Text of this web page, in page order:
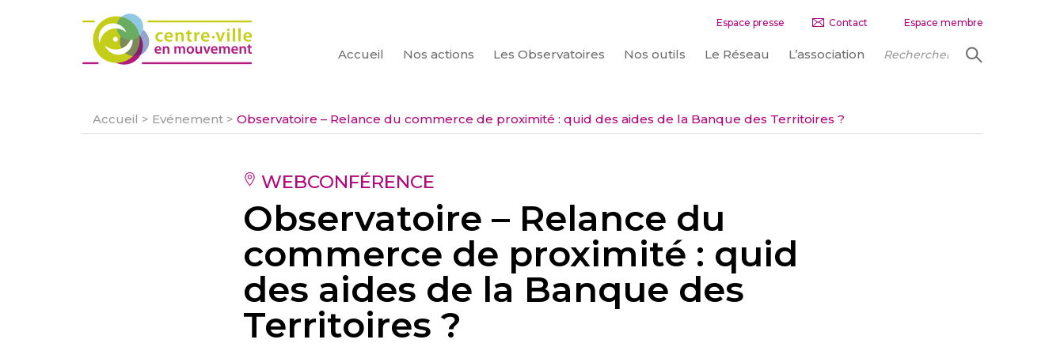
Espace presse Contact Espace membre
Accueil Nos actions Les Observatoires Nos outils Le Réseau L’association
CHERCHER
Accueil > Evénement > Observatoire – Relance du commerce de proximité : quid des aides de la Banque des Territoires ?
WEBCONFÉRENCE
Observatoire – Relance du
commerce de proximité : quid
des aides de la Banque des
Territoires ?